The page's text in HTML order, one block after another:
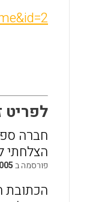
לפריט זה
חברה
הצלחתי
פורסמה ב
הכתובת